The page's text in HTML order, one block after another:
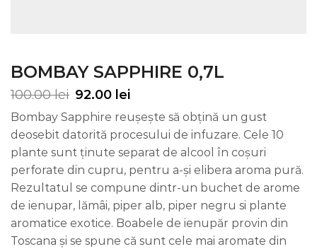
BOMBAY SAPPHIRE 0,7L
100.00lei 92.00 lei
Bombay Sapphire reușește să obțină un gust
deosebit datorită procesului de infuzare. Cele 10
plante sunt ţinute separat de alcool în coşuri
perforate din cupru, pentru a-și elibera aroma pură.
Rezultatul se compune dintr-un buchet de arome
de ienupar, lămâi, piper alb, piper negru si plante
aromatice exotice. Boabele de ienupăr provin din
Toscana şi se spune că sunt cele mai aromate din